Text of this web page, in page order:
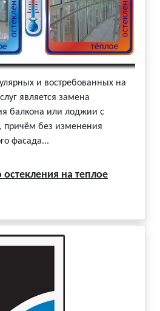
и востребованных на
является замена
балкона или лоджии с
причём без изменения
фасада...
на теплое